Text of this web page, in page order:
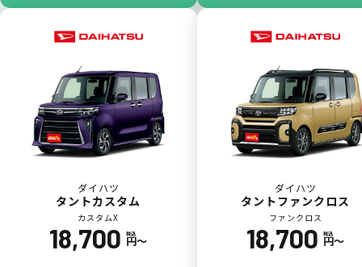
ダイハツ
タントカスタム
カスタムX
18,700 税込
円〜
ダイハツ
タントファンクロス
ファンクロス
18,700 税込
円〜